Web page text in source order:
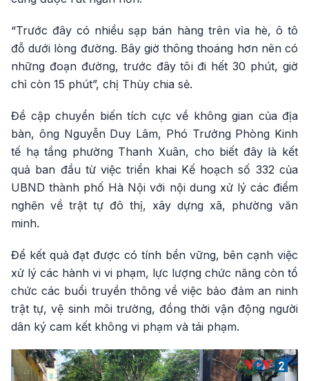
“Trước đây có nhiều sạp bán hàng trên vỉa hè, ô tô
đỗ dưới lòng đường. Bây giờ thông thoáng hơn nên có
những đoạn đường, trước đây tôi đi hết 30 phút, giờ
chỉ còn 15 phút”, chị Thùy chia sẻ.
Đề cập chuyển biến tích cực về không gian của địa
bàn, ông Nguyễn Duy Lâm, Phó Trưởng Phòng Kinh
tế hạ tầng phường Thanh Xuân, cho biết đây là kết
quả ban đầu từ việc triển khai Kế hoạch số 332 của
UBND thành phố Hà Nội với nội dung xử lý các điểm
nghẽn về trật tự đô thị, xây dựng xã, phường văn
minh.
Để kết quả đạt được có tính bền vững, bên cạnh việc
xử lý các hành vi vi phạm, lực lượng chức năng còn tổ
chức các buổi truyền thông về việc bảo đảm an ninh
trật tự, vệ sinh môi trường, đồng thời vận động người
dân ký cam kết không vi phạm và tái phạm.